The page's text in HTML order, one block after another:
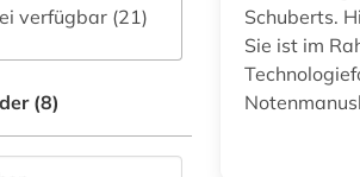
(0)
(1)
(1)
verfügbar (21)
(8)
Schuberts.
Sie ist im